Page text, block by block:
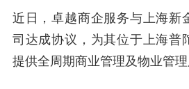
近日，卓越商企服务与上海新
司达成协议，为其位于上海普
提供全周期商业管理及物业管理